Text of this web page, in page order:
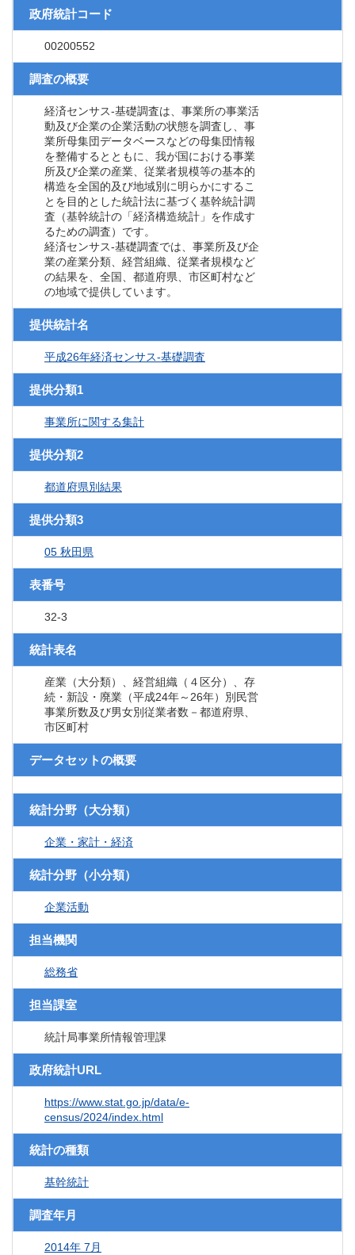
政府統計コード
00200552
調査の概要
経済センサス‐基礎調査は、事業所の事業活
動及び企業の企業活動の状態を調査し、事
業所母集団データベースなどの母集団情報
を整備するとともに、我が国における事業
所及び企業の産業、従業者規模等の基本的
構造を全国的及び地域別に明らかにするこ
とを目的とした統計法に基づく基幹統計調
査（基幹統計の「経済構造統計」を作成す
るための調査）です。
経済センサス‐基礎調査では、事業所及び企
業の産業分類、経営組織、従業者規模など
の結果を、全国、都道府県、市区町村など
の地域で提供しています。
提供統計名
平成26年経済センサス‐基礎調査
提供分類1
事業所に関する集計
提供分類2
都道府県別結果
提供分類3
05 秋田県
表番号
32-3
統計表名
産業（大分類）、経営組織（４区分）、存
続・新設・廃業（平成24年～26年）別民営
事業所数及び男女別従業者数－都道府県、
市区町村
データセットの概要
統計分野（大分類）
企業・家計・経済
統計分野（小分類）
企業活動
担当機関
総務省
担当課室
統計局事業所情報管理課
政府統計URL
https://www.stat.go.jp/data/e-
census/2024/index.html
統計の種類
基幹統計
調査年月
2014年 7月